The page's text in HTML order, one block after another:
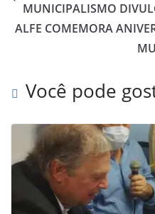
MUNICIPALISMO
ALFE COMEMORA
Você pode